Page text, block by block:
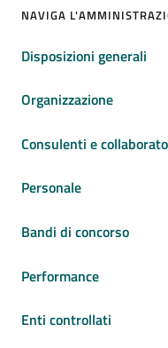
NAVIGA
Disposizioni generali
Organizzazione
Consulenti e
Personale
Bandi di concorso
Performance
Enti controllati